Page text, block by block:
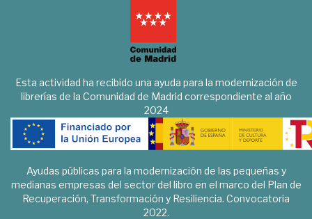
Esta actividad ha recibido una ayuda para la modernización de
librerías de la Comunidad de Madrid correspondiente al año
2024
Ayudas públicas para la modernización de las pequeñas y
medianas empresas del sector del libro en el marco del Plan de
Recuperación, Transformación y Resiliencia. Convocatoria
2022.